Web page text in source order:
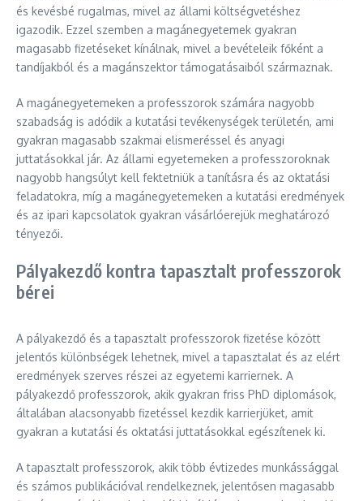
és kevésbé rugalmas, mivel az állami költségvetéshez
igazodik. Ezzel szemben a magánegyetemek gyakran
magasabb fizetéseket kínálnak, mivel a bevételeik főként a
tandíjakból és a magánszektor támogatásaiból származnak.
A magánegyetemeken a professzorok számára nagyobb
szabadság is adódik a kutatási tevékenységek területén, ami
gyakran magasabb szakmai elismeréssel és anyagi
juttatásokkal jár. Az állami egyetemeken a professzoroknak
nagyobb hangsúlyt kell fektetniük a tanításra és az oktatási
feladatokra, míg a magánegyetemeken a kutatási eredmények
és az ipari kapcsolatok gyakran vásárlóerejük meghatározó
tényezői.
Pályakezdő kontra tapasztalt professzorok
bérei
A pályakezdő és a tapasztalt professzorok fizetése között
jelentős különbségek lehetnek, mivel a tapasztalat és az elért
eredmények szerves részei az egyetemi karriernek. A
pályakezdő professzorok, akik gyakran friss PhD diplomások,
általában alacsonyabb fizetéssel kezdik karrierjüket, amit
gyakran a kutatási és oktatási juttatásokkal egészítenek ki.
A tapasztalt professzorok, akik több évtizedes munkássággal
és számos publikációval rendelkeznek, jelentősen magasabb